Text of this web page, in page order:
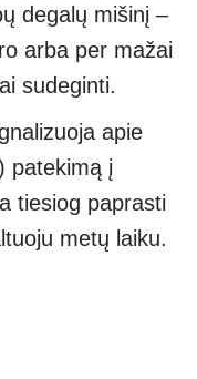
degalų mišinį –
arba per mažai
sudeginti.
apie
patekimą į
tiesiog paprasti
metų laiku.